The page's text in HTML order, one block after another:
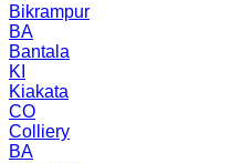
Bikrampur
BA
Bantala
KI
Kiakata
CO
Colliery
BA